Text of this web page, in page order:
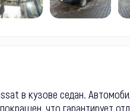
в кузове седан.
что гарантирует